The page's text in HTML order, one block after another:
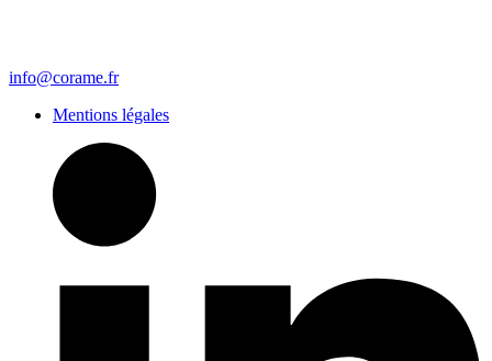
info@corame.fr
Mentions légales